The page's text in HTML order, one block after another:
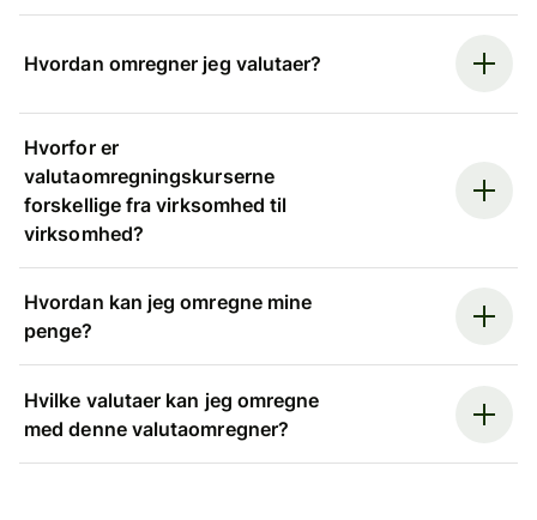
Hvordan omregner jeg valutaer?
Hvorfor er
valutaomregningskurserne
forskellige fra virksomhed til
virksomhed?
Hvordan kan jeg omregne mine
penge?
Hvilke valutaer kan jeg omregne
med denne valutaomregner?